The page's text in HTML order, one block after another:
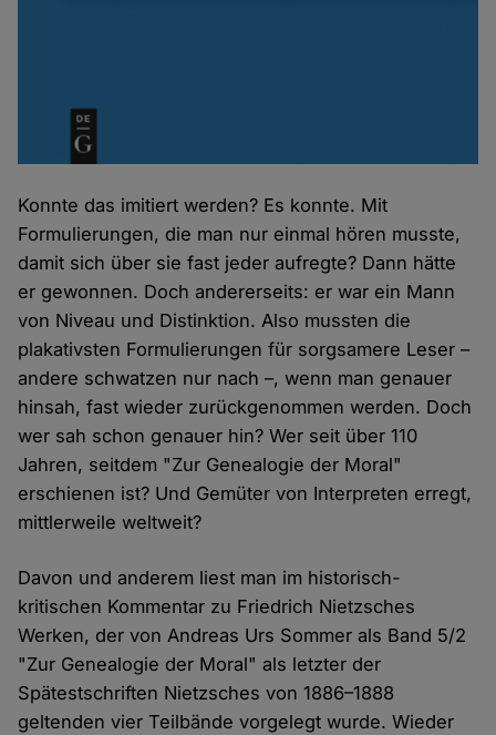
Konnte das imitiert werden? Es konnte. Mit
Formulierungen, die man nur einmal hören musste,
damit sich über sie fast jeder aufregte? Dann hätte
er gewonnen. Doch andererseits: er war ein Mann
von Niveau und Distinktion. Also mussten die
plakativsten Formulierungen für sorgsamere Leser –
andere schwatzen nur nach –, wenn man genauer
hinsah, fast wieder zurückgenommen werden. Doch
wer sah schon genauer hin? Wer seit über 110
Jahren, seitdem "Zur Genealogie der Moral"
erschienen ist? Und Gemüter von Interpreten erregt,
mittlerweile weltweit?
Davon und anderem liest man im historisch-
kritischen Kommentar zu Friedrich Nietzsches
Werken, der von Andreas Urs Sommer als Band 5/2
"Zur Genealogie der Moral" als letzter der
Spätestschriften Nietzsches von 1886–1888
geltenden vier Teilbände vorgelegt wurde. Wieder